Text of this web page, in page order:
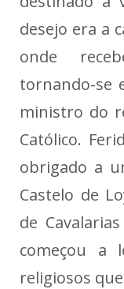
desejo era a
onde
tornando-se
ministro do
Católico.
obrigado a
Castelo de
de
começou a
religiosos